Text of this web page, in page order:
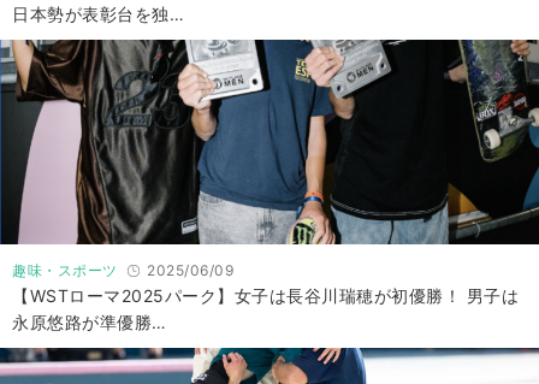
日本勢が表彰台を独…
趣味・スポーツ 2025/06/09
【WSTローマ2025パーク】女子は長谷川瑞穂が初優勝！ 男子は
永原悠路が準優勝…